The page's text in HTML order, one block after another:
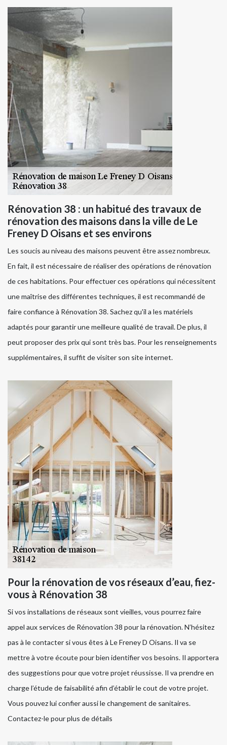
Rénovation 38 : un habitué des travaux de
rénovation des maisons dans la ville de Le
Freney D Oisans et ses environs
Les soucis au niveau des maisons peuvent être assez nombreux.
En fait, il est nécessaire de réaliser des opérations de rénovation
de ces habitations. Pour effectuer ces opérations qui nécessitent
une maîtrise des différentes techniques, il est recommandé de
faire confiance à Rénovation 38. Sachez qu'il a les matériels
adaptés pour garantir une meilleure qualité de travail. De plus, il
peut proposer des prix qui sont très bas. Pour les renseignements
supplémentaires, il suffit de visiter son site internet.
Pour la rénovation de vos réseaux d’eau, fiez-
vous à Rénovation 38
Si vos installations de réseaux sont vieilles, vous pourrez faire
appel aux services de Rénovation 38 pour la rénovation. N’hésitez
pas à le contacter si vous êtes à Le Freney D Oisans. Il va se
mettre à votre écoute pour bien identifier vos besoins. Il apportera
des suggestions pour que votre projet réussisse. Il va prendre en
charge l’étude de faisabilité afin d’établir le cout de votre projet.
Vous pouvez lui confier aussi le changement de sanitaires.
Contactez-le pour plus de détails